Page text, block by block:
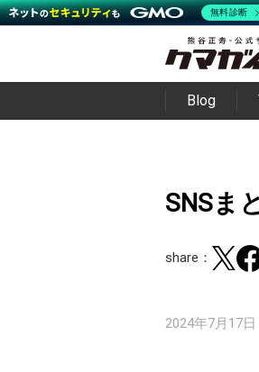
Blog
SNSま
share：
2024年7月17日
無料診断